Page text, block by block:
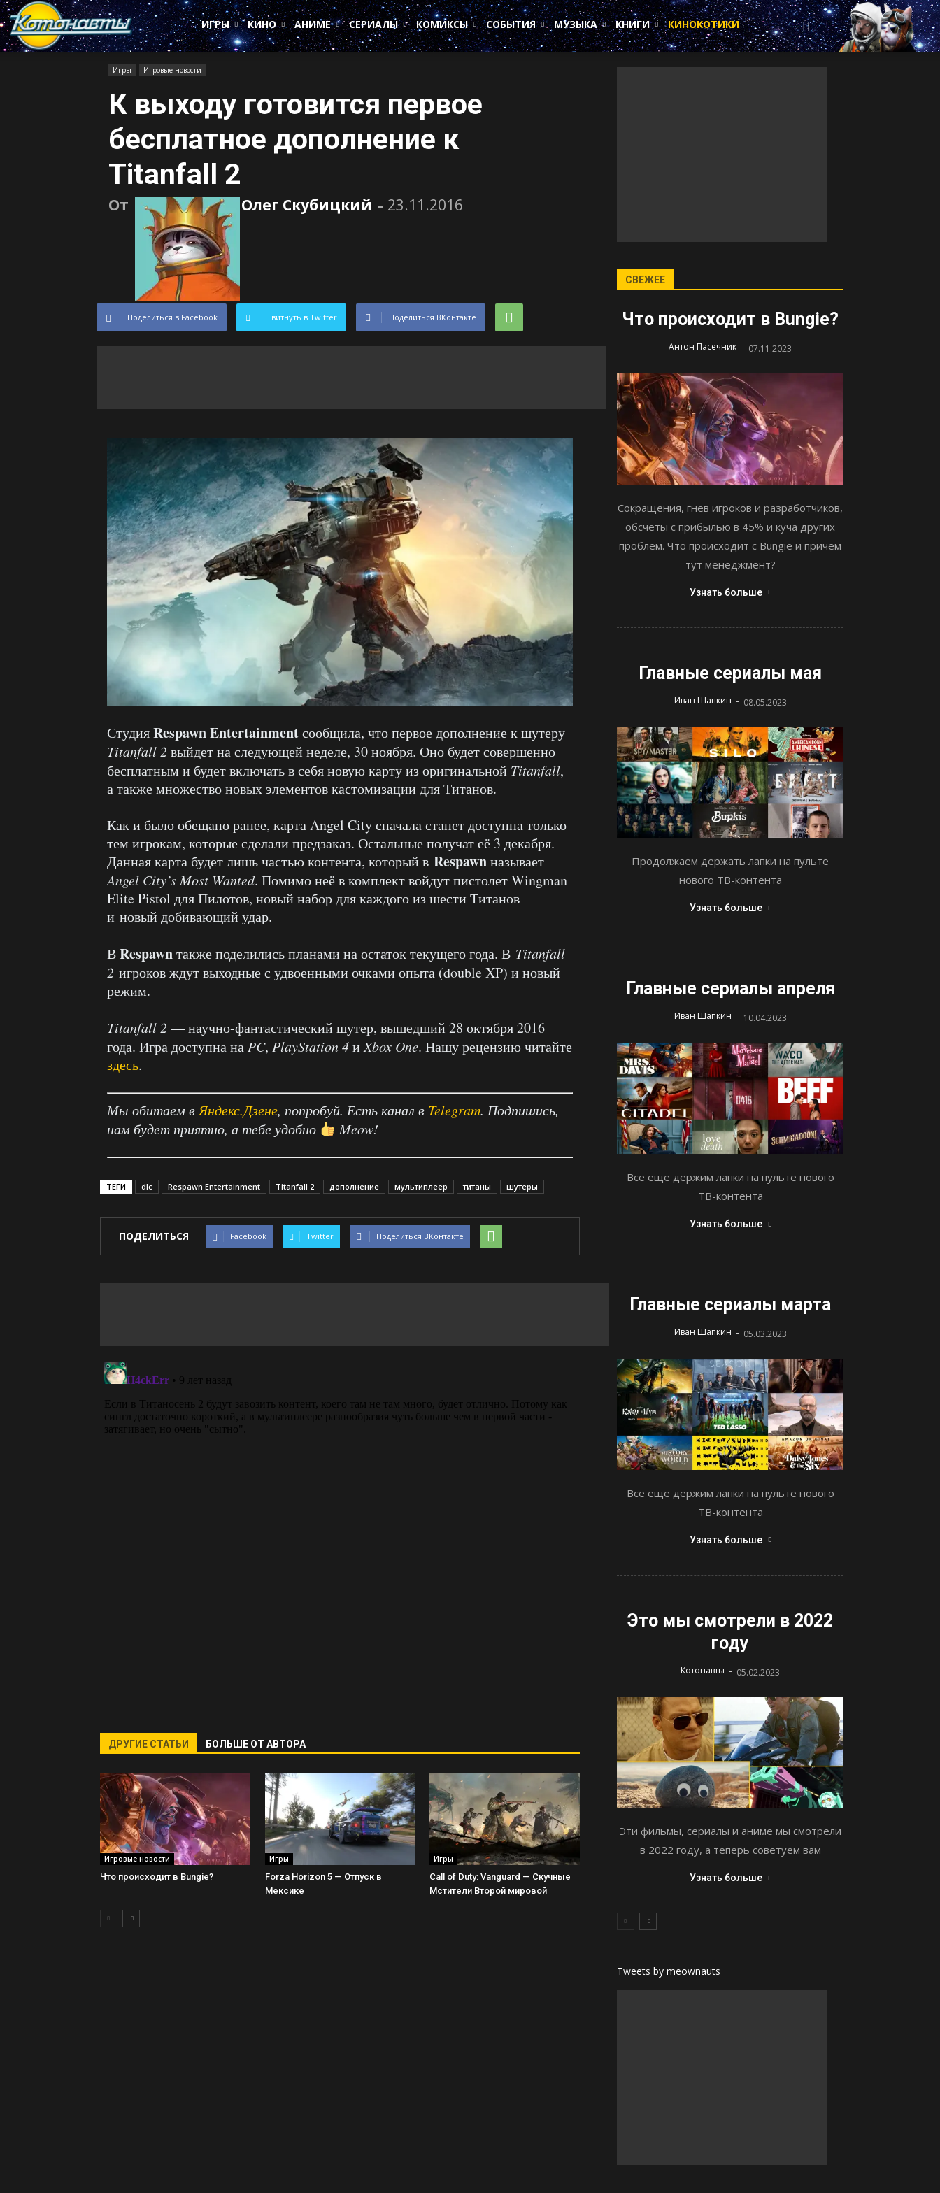
Котонавты
ИГРЫ
КИНО АНИМЕ СЕРИАЛЫ КОМИКСЫ СОБЫТИЯ МУЗЫКА КНИГИ КИНОКОТИКИ
Игры Игровые новости
К выходу готовится первое
бесплатное дополнение к
Titanfall 2
От Олег Скубицкий - 23.11.2016
Поделиться в Facebook Твитнуть в Twitter Поделиться ВКонтакте
СтудияRespawn Entertainmentсообщила, что первое дополнение к шутеру
Titanfall 2 выйдет на следующей неделе, 30 ноября. Оно будет совершенно
бесплатным и будет включать в себя новую карту из оригинальной Titanfall,
а также множество новых элементов кастомизации для Титанов.
Как и было обещано ранее, карта Angel City сначала станет доступна только
тем игрокам, которые сделали предзаказ. Остальные получат её 3 декабря.
Данная карта будет лишь частью контента, который в Respawnназывает
Angel City’s Most Wanted. Помимо неё в комплект войдут пистолет Wingman
Elite Pistol для Пилотов, новый набор для каждого из шести Титанов
и новый добивающий удар.
ВRespawnтакже поделились планами на остаток текущего года. В Titanfall
2 игроков ждут выходные с удвоенными очками опыта (double XP) и новый
режим.
Titanfall 2 — научно-фантастический шутер, вышедший 28 октября 2016
года. Игра доступна на PC, PlayStation4иXbox One. Нашу рецензию читайте
здесь.
Мы обитаем в Яндекс.Дзене, попробуй. Есть канал в Telegram. Подпишись,
нам будет приятно, а тебе удобно
Meow!
ТЕГИ dlc Respawn Entertainment Titanfall 2 дополнение мультиплеер титаны шутеры
ПОДЕЛИТЬСЯ Facebook Twitter Поделиться ВКонтакте
ДРУГИЕ СТАТЬИ БОЛЬШЕ ОТ АВТОРА
Игровые новости
Что происходит в Bungie?
Игры
Forza Horizon 5 — Отпуск в
Мексике
Игры
Call of Duty: Vanguard — Скучные
Мстители Второй мировой
СВЕЖЕЕ
Что происходит в Bungie?
Антон Пасечник - 07.11.2023
Сокращения, гнев игроков и разработчиков,
обсчеты с прибылью в 45% и куча других
проблем. Что происходит с Bungie и причем
тут менеджмент?
Узнать больше
Главные сериалы мая
Иван Шапкин - 08.05.2023
Продолжаем держать лапки на пульте
нового ТВ-контента
Узнать больше
Главные сериалы апреля
Иван Шапкин - 10.04.2023
Все еще держим лапки на пульте нового
ТВ-контента
Узнать больше
Главные сериалы марта
Иван Шапкин - 05.03.2023
Все еще держим лапки на пульте нового
ТВ-контента
Узнать больше
Это мы смотрели в 2022
году
Котонавты - 05.02.2023
Эти фильмы, сериалы и аниме мы смотрели
в 2022 году, а теперь советуем вам
Узнать больше
Tweets by meownauts